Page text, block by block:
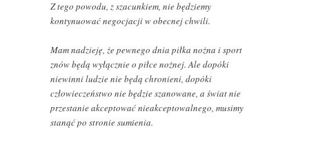
Z tego powodu, z szacunkiem, nie będziemy
kontynuować negocjacji w obecnej chwili.
Mam nadzieję, że pewnego dnia piłka nożna i sport
znów będą wyłącznie o piłce nożnej. Ale dopóki
niewinni ludzie nie będą chronieni, dopóki
człowieczeństwo nie będzie szanowane, a świat nie
przestanie akceptować nieakceptowalnego, musimy
stanąć po stronie sumienia.